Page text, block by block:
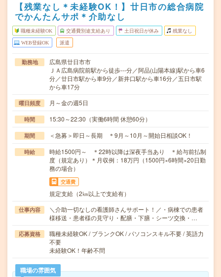
【残業なし＊未経験OK！】廿日市の総合病院
でかんたんサポ＊介助なし
職種未経験OK 交通費別途支給あり 土日祝日が休み 残業なし
WEB登録OK 派遣
勤務地
広島県廿日市市
ＪＡ広島病院前駅から徒歩---分／阿品(山陽本線)駅から車6
分／廿日市駅から車9分／新井口駅から車16分／五日市駅
から車17分
曜日頻度 月～金の週5日
時間 15:30～22:30（実働6時間 休憩60分）
期間 ＜急募＞即日～長期 ＊9月～10月～開始日相談OK！
時給
時給1500円～ ＊22時以降は深夜手当あり ＊給与前払制
度（規定あり）＊月収例：18万円（1500円×6時間×20日勤
務の場合）
交通費
規定支給（2㎞以上で支給有）
仕事内容
＼介助一切なしの看護師さんサポート！／・病棟での患者
様移送・患者様の見守り・配膳・下膳・シーツ交換・…
応募資格
職種未経験OK / ブランクOK / パソコンスキル不要 / 英語力
不要
未経験OK！年齢不問
職場の雰囲気